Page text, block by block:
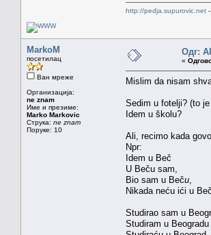
http://pedja.supurovic.net -
MarkoM
посетилац
Ван мреже
Организација:
ne znam
Име и презиме:
Marko Markovic
Струка: ne znam
Поруке: 10
Одг:
«
Mislim da nisam
Sedim u fotelji? (to
Idem u školu?
Ali, recimo kada
Npr:
Idem u Beč
U Beču sam,
Bio sam u Beču
Nikada neću ići u Beč
Studirao sam u
Studiram u Beogradu